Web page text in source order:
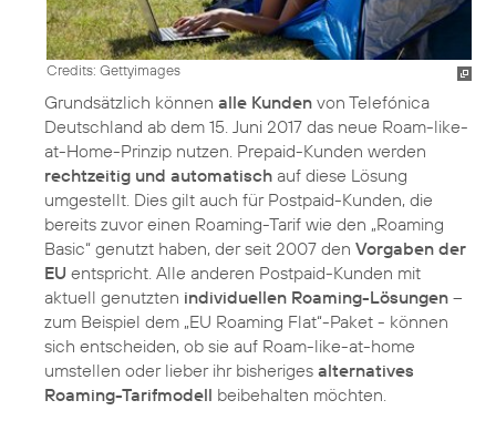
Credits: Gettyimages
Grundsätzlich können alle Kunden von Telefónica
Deutschland ab dem 15. Juni 2017 das neue Roam-like-
at-Home-Prinzip nutzen. Prepaid-Kunden werden
rechtzeitig und automatisch auf diese Lösung
umgestellt. Dies gilt auch für Postpaid-Kunden, die
bereits zuvor einen Roaming-Tarif wie den „Roaming
Basic“ genutzt haben, der seit 2007 den Vorgaben der
EU entspricht. Alle anderen Postpaid-Kunden mit
aktuell genutzten individuellen Roaming-Lösungen –
zum Beispiel dem „EU Roaming Flat“-Paket - können
sich entscheiden, ob sie auf Roam-like-at-home
umstellen oder lieber ihr bisheriges alternatives
Roaming-Tarifmodell beibehalten möchten.